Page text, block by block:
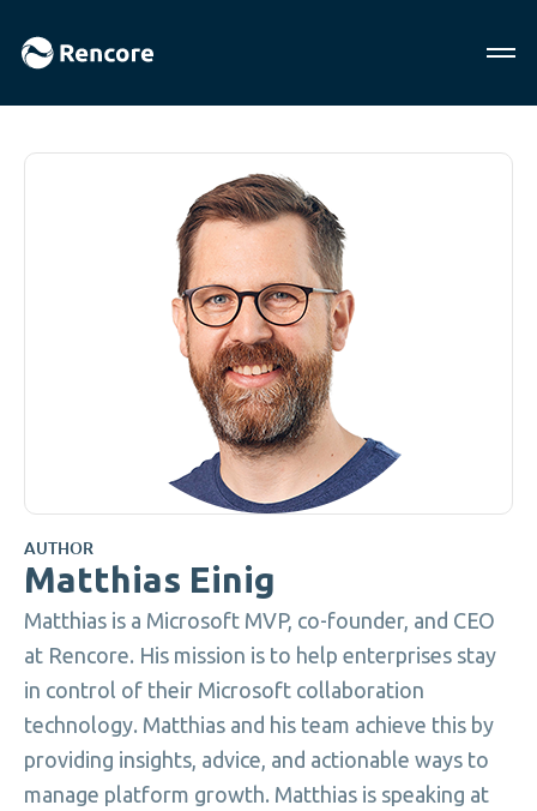
AUTHOR
Matthias Einig
Matthias is a Microsoft MVP, co-founder, and CEO
at Rencore. His mission is to help enterprises stay
in control of their Microsoft collaboration
technology. Matthias and his team achieve this by
providing insights, advice, and actionable ways to
manage platform growth. Matthias is speaking at